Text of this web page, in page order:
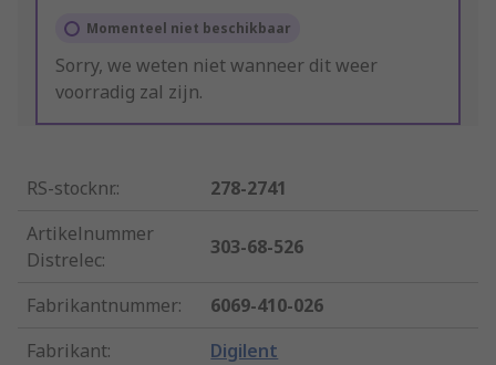
Momenteel niet beschikbaar
Sorry, we weten niet wanneer dit weer
voorradig zal zijn.
RS-stocknr.:
278-2741
Artikelnummer
Distrelec:
303-68-526
Fabrikantnummer:
6069-410-026
Fabrikant: Digilent